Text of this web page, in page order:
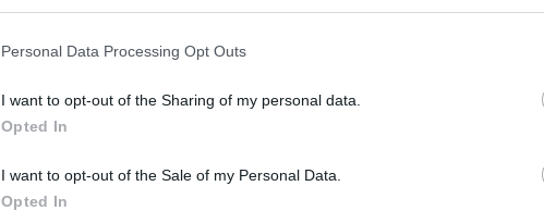
Personal Data Processing Opt Outs
I want to opt-out of the Sharing of my personal data.
Opted In
I want to opt-out of the Sale of my Personal Data.
Opted In